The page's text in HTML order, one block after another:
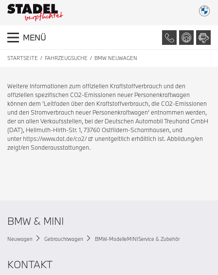
MENÜ
STARTSEITE FAHRZEUGSUCHE BMW NEUWAGEN
Weitere Informationen zum offiziellen Kraftstoffverbrauch und den
offiziellen spezifischen CO2-Emissionen neuer Personenkraftwagen
können dem 'Leitfaden über den Kraftstoffverbrauch, die CO2-Emissionen
und den Stromverbrauch neuer Personenkraftwagen' entnommen werden,
der an allen Verkaufsstellen, bei der Deutschen Automobil Treuhand GmbH
(DAT), Hellmuth-Hirth-Str. 1, 73760 Ostfildern-Scharnhausen, und
unter https://www.dat.de/co2/
unentgeltlich erhältlich ist. Abbildung/en
zeigt/en Sonderausstattungen.
BMW & MINI
Neuwagen Gebrauchtwagen BMW-ModelleMINIService & Zubehör
KONTAKT